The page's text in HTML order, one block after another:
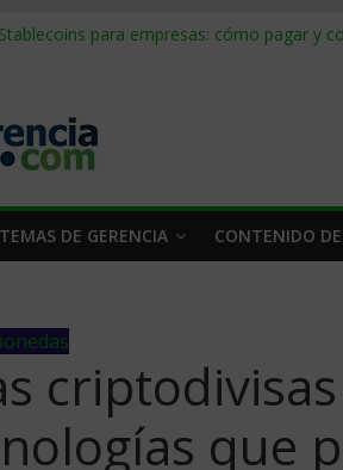
Stablecoins para empresas: cómo pagar y
Trabajo forzoso en la cadena de
hispano de EE. UU.: cómo
TEMAS DE GERENCIA CONTENIDO
que